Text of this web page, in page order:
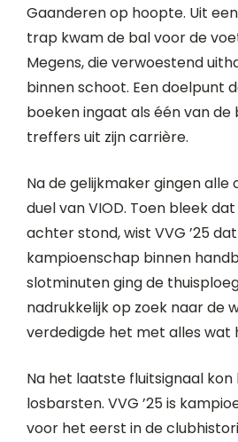
Gaanderen op hoopte. Uit
trap kwam de bal voor de
Megens, die verwoestend
binnen schoot. Een doelpunt
boeken ingaat als één van de
treffers uit zijn carrière.
Na de gelijkmaker gingen alle
duel van VIOD. Toen bleek
achter stond, wist VVG ’25
kampioenschap binnen
slotminuten ging de
nadrukkelijk op zoek naar de
verdedigde het met alles wat
Na het laatste fluitsignaal
losbarsten. VVG ’25 is
voor het eerst in de